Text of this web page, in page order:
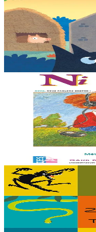
Tri femoc'h bihan
Ur wech e oa tri femoc’h
deiz koulskoude e voe
savet a-ratozh evit ar
11 vloaz hag ouzhpenn
Ni a gomz brezhoneg
Un hentenn brezhoneg evit
eus ur c’hod el levr evit
embannadur.
23,00 €
5 bloaz hag ouzhpenn
TES
Loened a zegas spont
Debriñ kig a reont, toullañ
noz hag an holl a laka bihan